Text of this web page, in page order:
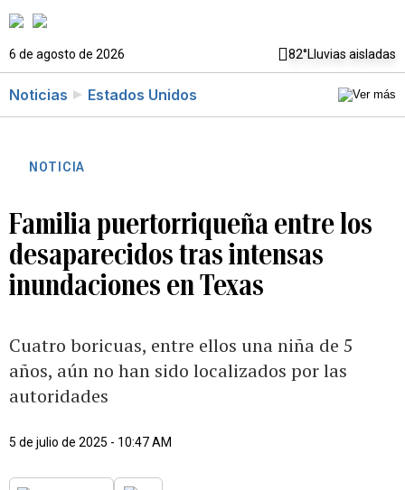
6 de agosto de 2026 82°Lluvias aisladas
Noticias Estados Unidos
NOTICIA
Familia puertorriqueña entre los
desaparecidos tras intensas
inundaciones en Texas
Cuatro boricuas, entre ellos una niña de 5
años, aún no han sido localizados por las
autoridades
5 de julio de 2025 - 10:47 AM